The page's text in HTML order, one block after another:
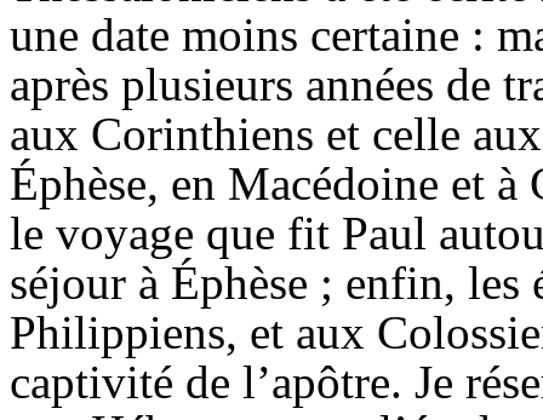
une date moins certaine :
après plusieurs années de
aux Corinthiens et celle
Éphèse, en Macédoine et
le voyage que fit Paul
séjour à Éphèse ; enfin, les
Philippiens, et aux
captivité de l’apôtre. Je